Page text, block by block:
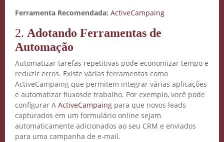
Ferramenta Recomendada: ActiveCampaing
2. Adotando Ferramentas de
Automação
Automatizar tarefas repetitivas pode economizar tempo e
reduzir erros. Existe várias ferramentas como
ActiveCampaing que permitem integrar várias aplicações
e automatizar fluxosde trabalho. Por exemplo, você pode
configurar A ActiveCampaing para que novos leads
capturados em um formulário online sejam
automaticamente adicionados ao seu CRM e enviados
para uma campanha de e-mail.